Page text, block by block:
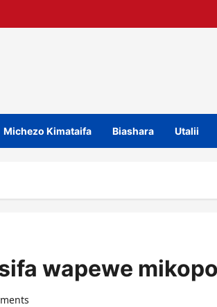
Michezo Kimataifa Biashara Utalii
wapewe mikopo